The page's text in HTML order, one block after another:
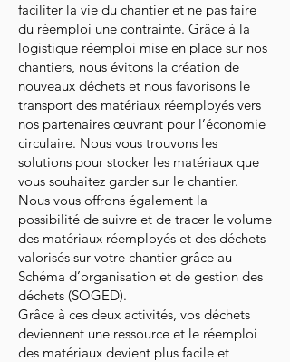
faciliter la vie du chantier et ne pas faire
du réemploi une contrainte. Grâce à la
logistique réemploi mise en place sur nos
chantiers, nous évitons la création de
nouveaux déchets et nous favorisons le
transport des matériaux réemployés vers
nos partenaires œuvrant pour l’économie
circulaire. Nous vous trouvons les
solutions pour stocker les matériaux que
vous souhaitez garder sur le chantier.
Nous vous offrons également la
possibilité de suivre et de tracer le volume
des matériaux réemployés et des déchets
valorisés sur votre chantier grâce au
Schéma d’organisation et de gestion des
déchets (SOGED).
Grâce à ces deux activités, vos déchets
deviennent une ressource et le réemploi
des matériaux devient plus facile et